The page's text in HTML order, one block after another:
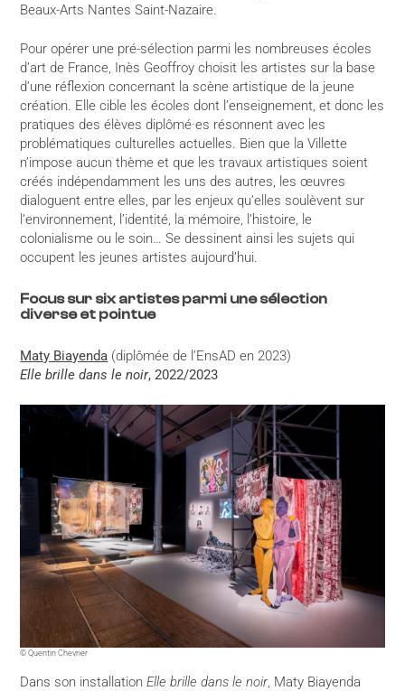
Beaux-Arts Nantes Saint-Nazaire.
Pour opérer une pré-sélection parmi les nombreuses écoles
d’art de France, Inès Geoffroy choisit les artistes sur la base
d’une réflexion concernant la scène artistique de la jeune
création. Elle cible les écoles dont l’enseignement, et donc les
pratiques des élèves diplômé·es résonnent avec les
problématiques culturelles actuelles. Bien que la Villette
n’impose aucun thème et que les travaux artistiques soient
créés indépendamment les uns des autres, les œuvres
dialoguent entre elles, par les enjeux qu’elles soulèvent sur
l’environnement, l’identité, la mémoire, l’histoire, le
colonialisme ou le soin… Se dessinent ainsi les sujets qui
occupent les jeunes artistes aujourd’hui.
Focus sur six artistes parmi une sélection
diverse et pointue
Maty Biayenda (diplômée de l’EnsAD en 2023)
Elle brille dans le noir, 2022/2023
© Quentin Chevrier
Dans son installationElle brille dans le noir, Maty Biayenda